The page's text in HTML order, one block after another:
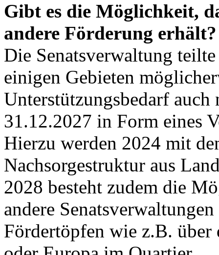
Gibt es die Möglichkeit,
andere Förderung erhält?
Die Senatsverwaltung
einigen Gebieten
Unterstützungsbedarf
31.12.2027 in Form eines
Hierzu werden 2024 mit
Nachsorgestruktur aus
2028 besteht zudem die
andere
Fördertöpfen wie z.B.